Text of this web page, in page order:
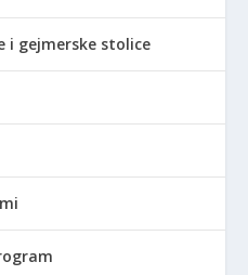
i gejmerske stolice